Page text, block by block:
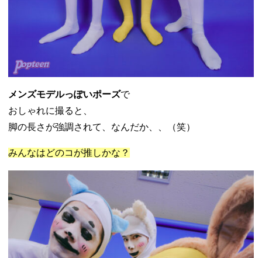
メンズモデルっぽいポーズで
おしゃれに撮ると、
脚の長さが強調されて、なんだか、、（笑）
みんなはどのコが推しかな？